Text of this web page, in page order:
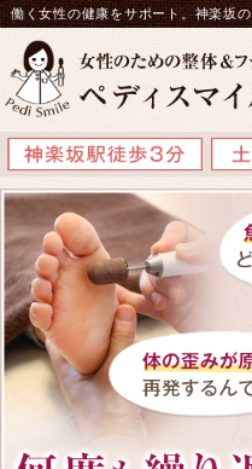
働く女性の健康をサポート。神楽坂